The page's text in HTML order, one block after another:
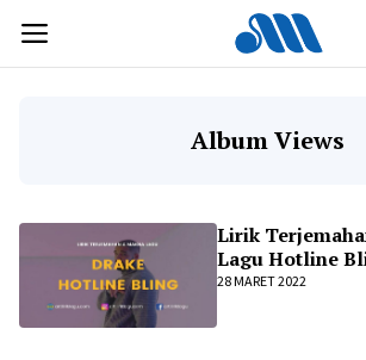
isi
MENU
Album Views
Lirik
Lagu Hotline
28 MARET 2022